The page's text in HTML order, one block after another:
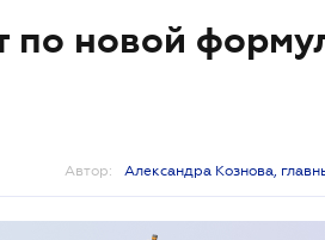
по новой
Автор: Александра Кознова,